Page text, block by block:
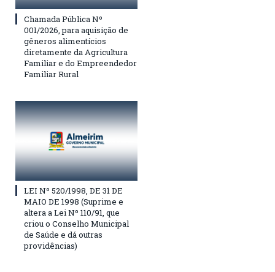
Chamada Pública Nº
001/2026, para aquisição de
gêneros alimentícios
diretamente da Agricultura
Familiar e do Empreendedor
Familiar Rural
LEI Nº 520/1998, DE 31 DE
MAIO DE 1998 (Suprime e
altera a Lei Nº 110/91, que
criou o Conselho Municipal
de Saúde e dá outras
providências)